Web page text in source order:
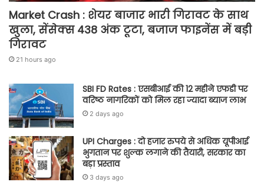
Market Crash : शेयर बाजार भारी गिरावट के साथ
खुला, सेंसेक्स 438 अंक टूटा, बजाज फाइनेंस में बड़ी
गिरावट
21 hours ago
SBI FD Rates : एसबीआई की 12 महीने एफडी पर
वरिष्ठ नागरिकों को मिल रहा ज्यादा ब्याज लाभ
2 days ago
UPI Charges : दो हजार रुपये से अधिक यूपीआई
भुगतान पर शुल्क लगाने की तैयारी, सरकार का
बड़ा प्रस्ताव
3 days ago